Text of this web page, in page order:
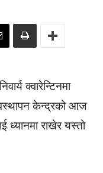
क्वारेन्टिनमा
केन्द्रको आज
राखेर यस्तो